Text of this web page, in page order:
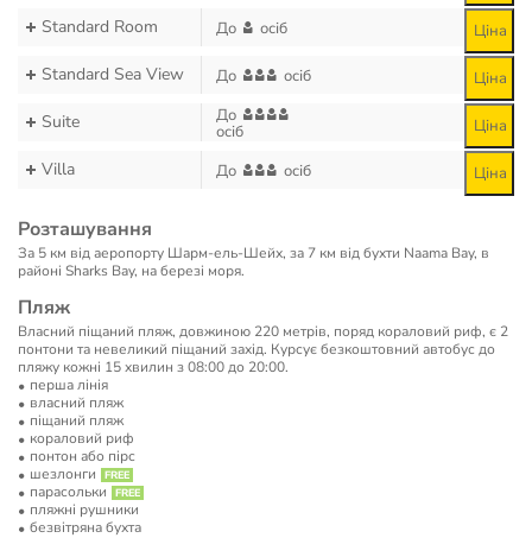
Standard Room До осіб Ціна
Standard Sea View До осіб Ціна
Suite До
осіб Ціна
Villa До осіб Ціна
Розташування
За 5 км від аеропорту Шарм-ель-Шейх, за 7 км від бухти Naama Bay, в
районі Sharks Bay, на березі моря.
Пляж
Власний піщаний пляж, довжиною 220 метрів, поряд кораловий риф, є 2
понтони та невеликий піщаний захід. Курсує безкоштовний автобус до
пляжу кожні 15 хвилин з 08:00 до 20:00.
перша лінія
власний пляж
піщаний пляж
кораловий риф
понтон або пірс
шезлонги
парасольки
пляжні рушники
безвітряна бухта